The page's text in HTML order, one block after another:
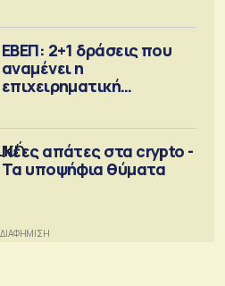
ΕΒΕΠ: 2+1 δράσεις που
αναμένει η
επιχειρηματική
Νέες απάτες στα crypto -
Τα υποψήφια θύματα